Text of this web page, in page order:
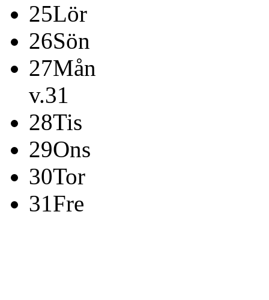
25Lör
26Sön
27Mån
v.31
28Tis
29Ons
30Tor
31Fre